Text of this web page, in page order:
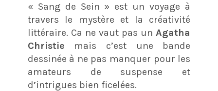
« Sang de Sein » est un voyage à
travers le mystère et la créativité
littéraire. Ca ne vaut pas un Agatha
Christie mais c’est une bande
dessinée à ne pas manquer pour les
amateurs de suspense et
d’intrigues bien ficelées.